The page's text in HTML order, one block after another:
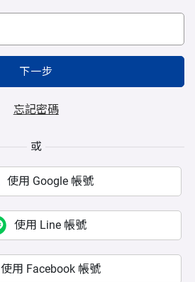
下一步
忘記密碼
或
使用 Google 帳號
使用 Line 帳號
使用 Facebook 帳號